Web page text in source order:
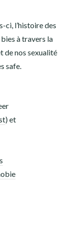
ci, l’histoire des
à travers la
de nos sexualité
safe.
) et